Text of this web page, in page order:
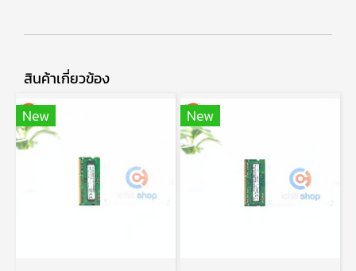
สินค้าเกี่ยวข้อง
New
New